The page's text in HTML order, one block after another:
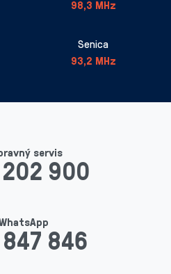
98,3 MHz
Senica
93,2 MHz
servis
900
846